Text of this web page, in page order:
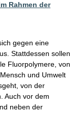
Rahmen der
gegen eine
Stattdessen sollen
Fluorpolymere, von
und Umwelt
von der
Auch vor dem
neben der